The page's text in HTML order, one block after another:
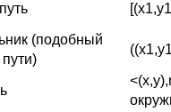
(подобный